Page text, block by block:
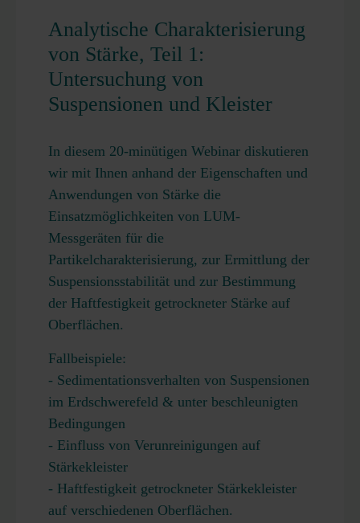
Analytische Charakterisierung
von Stärke, Teil 1:
Untersuchung von
Suspensionen und Kleister
In diesem 20-minütigen Webinar diskutieren
wir mit Ihnen anhand der Eigenschaften und
Anwendungen von Stärke die
Einsatzmöglichkeiten von LUM-
Messgeräten für die
Partikelcharakterisierung, zur Ermittlung der
Suspensionsstabilität und zur Bestimmung
der Haftfestigkeit getrockneter Stärke auf
Oberflächen.
Fallbeispiele:
- Sedimentationsverhalten von Suspensionen
im Erdschwerefeld & unter beschleunigten
Bedingungen
- Einfluss von Verunreinigungen auf
Stärkekleister
- Haftfestigkeit getrockneter Stärkekleister
auf verschiedenen Oberflächen.